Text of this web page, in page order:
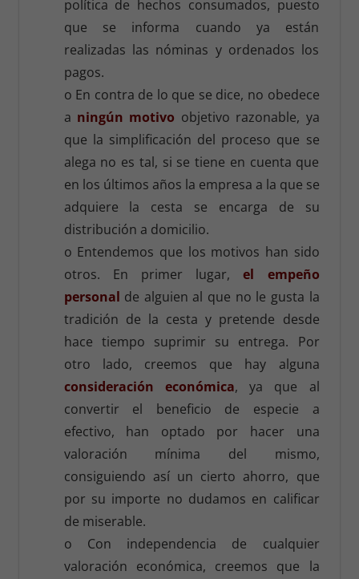
política de hechos consumados, puesto
que se informa cuando ya están
realizadas las nóminas y ordenados los
pagos.
o En contra de lo que se dice, no obedece
a ningún motivo objetivo razonable, ya
que la simplificación del proceso que se
alega no es tal, si se tiene en cuenta que
en los últimos años la empresa a la que se
adquiere la cesta se encarga de su
distribución a domicilio.
o Entendemos que los motivos han sido
otros. En primer lugar,el empeño
personal de alguien al que no le gusta la
tradición de la cesta y pretende desde
hace tiempo suprimir su entrega. Por
otro lado, creemos que hay alguna
consideración económica, ya que al
convertir el beneficio de especie a
efectivo, han optado por hacer una
valoración mínima del mismo,
consiguiendo así un cierto ahorro, que
por su importe no dudamos en calificar
de miserable.
o Con independencia de cualquier
valoración económica, creemos que la